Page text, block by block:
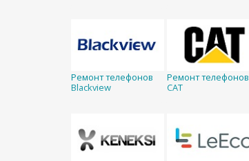
Ремонт телефонов
Blackview
Ремонт телефонов
CAT